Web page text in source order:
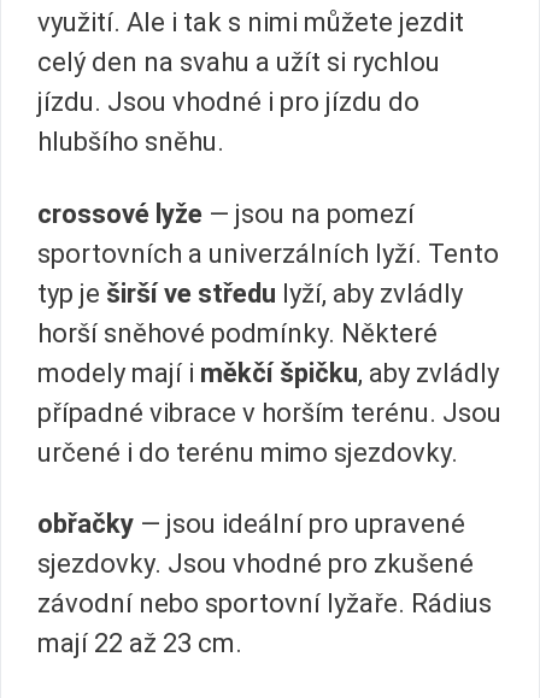
využití. Ale i tak s nimi můžete jezdit
celý den na svahu a užít si rychlou
jízdu. Jsou vhodné i pro jízdu do
hlubšího sněhu.
crossové lyže — jsou na pomezí
sportovních a univerzálních lyží. Tento
typ je širší ve středu lyží, aby zvládly
horší sněhové podmínky. Některé
modely mají i měkčí špičku, aby zvládly
případné vibrace v horším terénu. Jsou
určené i do terénu mimo sjezdovky.
obřačky — jsou ideální pro upravené
sjezdovky. Jsou vhodné pro zkušené
závodní nebo sportovní lyžaře. Rádius
mají 22 až 23 cm.